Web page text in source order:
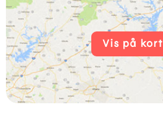
Vis på kort